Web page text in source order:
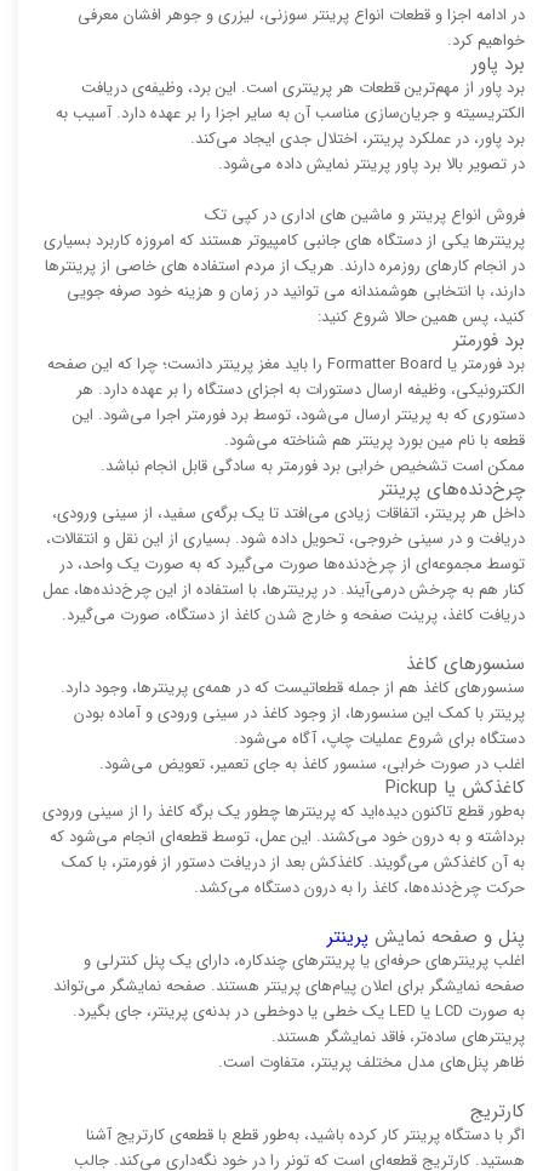
در ادامه اجزا و قطعات انواع پرینتر سوزنی، لیزری و جوهر افشان معرفی
خواهیم کرد.
برد پاور
برد پاور از مهم‌ترین قطعات هر پرینتری است. این برد، وظیفه‌ی دریافت
الکتریسیته و جریان‌سازی مناسب آن به سایر اجزا را بر عهده دارد. آسیب به
برد پاور، در عملکرد پرینتر، اختلال جدی ایجاد می‌کند.
در تصویر بالا برد پاور پرینتر نمایش داده می‌شود.
فروش انواع پرینتر و ماشین های اداری در کپی تک
پرینترها یکی از دستگاه های جانبی کامپیوتر هستند که امروزه کاربرد بسیاری
در انجام کارهای روزمره دارند. هریک از مردم استفاده های خاصی از پرینترها
دارند، با انتخابی هوشمندانه می توانید در زمان و هزینه خود صرفه جویی
کنید، پس همین حالا شروع کنید:
برد فورمتر
برد فورمتر یا Formatter Board را باید مغز پرینتر دانست؛ چرا که این صفحه‌
الکترونیکی، وظیفه‌ ارسال دستورات به اجزای دستگاه را بر عهده دارد. هر
دستوری که به پرینتر ارسال می‌شود، توسط برد فورمتر اجرا می‌شود. این
قطعه با نام مین بورد پرینتر هم شناخته می‌شود.
ممکن است تشخیص خرابی برد فورمتر به سادگی قابل انجام نباشد.
چرخ‌دنده‌های پرینتر
داخل هر پرینتر، اتفاقات زیادی می‌افتد تا یک برگه‌ی سفید، از سینی ورودی،
دریافت و در سینی خروجی، تحویل داده شود. بسیاری از این نقل و انتقالات،
توسط مجموعه‌ای از چرخ‌دنده‌ها صورت می‌گیرد که به صورت یک واحد، در
کنار هم به چرخش درمی‌آیند. در پرینترها، با استفاده از این چرخ‌دنده‌ها، عمل
دریافت کاغذ، پرینت صفحه و خارج شدن کاغذ از دستگاه، صورت می‌گیرد.
سنسورهای کاغذ
سنسورهای کاغذ هم از جمله قطعاتیست که در همه‌ی پرینترها، وجود دارد.
پرینتر با کمک این سنسورها، از وجود کاغذ در سینی ورودی و آماده بودن
دستگاه برای شروع عملیات چاپ، آگاه می‌شود.
اغلب در صورت خرابی، سنسور کاغذ به جای تعمیر، تعویض می‌شود.
کاغذکش یا Pickup
به‌طور قطع تاکنون دیده‌اید که پرینترها چطور یک برگه کاغذ را از سینی ورودی
برداشته و به درون خود می‌کشند. این عمل، توسط قطعه‌ای انجام می‌شود که
به آن کاغذکش می‌گویند. کاغذکش بعد از دریافت دستور از فورمتر، با کمک
حرکت چرخ‌دنده‌ها، کاغذ را به درون دستگاه می‌کشد.
پنل و صفحه نمایش پرینتر
اغلب پرینترهای حرفه‌ای یا پرینترهای چندکاره، دارای یک پنل کنترلی و
صفحه نمایشگر برای اعلان پیام‌های پرینتر هستند. صفحه نمایشگر می‌تواند
به صورت LCD یا LED یک خطی یا دوخطی در بدنه‌ی پرینتر، جای بگیرد.
پرینترهای ساده‌تر، فاقد نمایشگر هستند.
ظاهر پنل‌های مدل مختلف پرینتر، متفاوت است.
کارتریج
اگر با دستگاه پرینتر کار کرده باشید، به‌طور قطع با قطعه‌ی کارتریج آشنا
هستید. کارتریج قطعه‌ای است که تونر را در خود نگه‌داری می‌کند. جالب